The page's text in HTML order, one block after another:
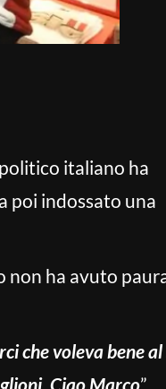
italiano ha
poi indossato una
non ha avuto
che voleva bene al
Ciao Marco”,